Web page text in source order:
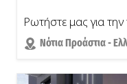
Ρωτήστε μας για την
Νότια Προάστια -